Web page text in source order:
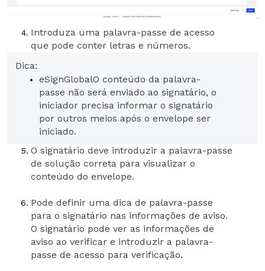
Introduza uma palavra-passe de acesso
que pode conter letras e números.
Dica:
eSignGlobalO conteúdo da palavra-
passe não será enviado ao signatário, o
iniciador precisa informar o signatário
por outros meios após o envelope ser
iniciado.
O signatário deve introduzir a palavra-passe
de solução correta para visualizar o
conteúdo do envelope.
Pode definir uma dica de palavra-passe
para o signatário nas informações de aviso.
O signatário pode ver as informações de
aviso ao verificar e introduzir a palavra-
passe de acesso para verificação.